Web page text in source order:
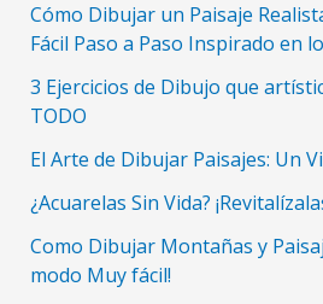
y
Paso
a
Paso
Cómo Dibujar un Paisaje
Fácil Paso a Paso Inspirado en
3 Ejercicios de Dibujo que
TODO
El Arte de Dibujar Paisajes: Un
¿Acuarelas Sin Vida?
Como Dibujar Montañas y
modo Muy fácil!